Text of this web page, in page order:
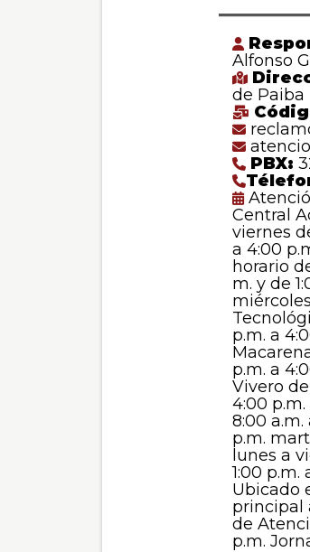
Alfonso
de Paiba
PBX:
Central
viernes
a 4:00
horario
m. y de
p.m. a
p.m. a
Vivero de
4:00
8:00 a.m.
p.m.
lunes a
1:00
Ubicado
principal
de
p.m.